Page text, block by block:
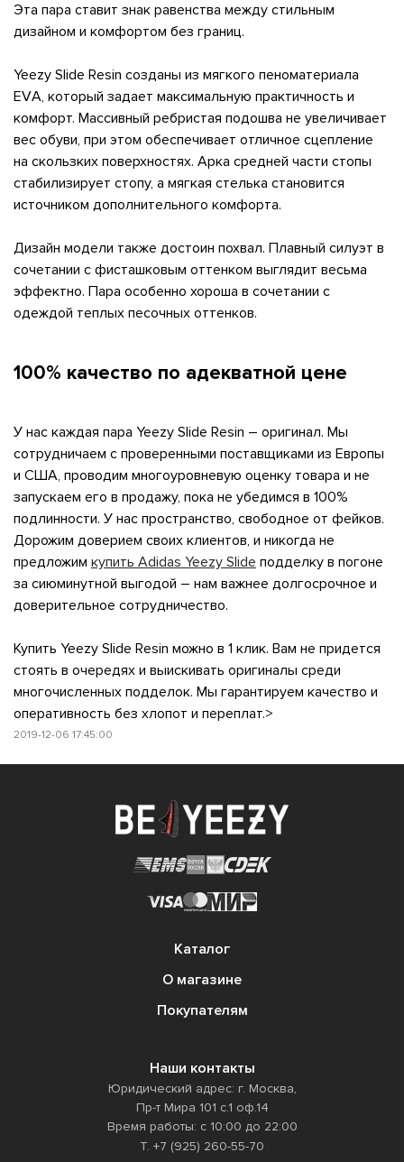
Эта пара ставит знак равенства между стильным
дизайном и комфортом без границ.
Yeezy Slide Resin созданы из мягкого пеноматериала
ЕVА, который задает максимальную практичность и
комфорт. Массивный ребристая подошва не увеличивает
вес обуви, при этом обеспечивает отличное сцепление
на скользких поверхностях. Арка средней части стопы
стабилизирует стопу, а мягкая стелька становится
источником дополнительного комфорта.
Дизайн модели также достоин похвал. Плавный силуэт в
сочетании с фисташковым оттенком выглядит весьма
эффектно. Пара особенно хороша в сочетании с
одеждой теплых песочных оттенков.
100% качество по адекватной цене
У нас каждая пара Yeezy Slide Resin – оригинал. Мы
сотрудничаем с проверенными поставщиками из Европы
и США, проводим многоуровневую оценку товара и не
запускаем его в продажу, пока не убедимся в 100%
подлинности. У нас пространство, свободное от фейков.
Дорожим доверием своих клиентов, и никогда не
предложим купить Adidas Yeezy Slide подделку в погоне
за сиюминутной выгодой – нам важнее долгосрочное и
доверительное сотрудничество.
Купить Yeezy Slide Resin можно в 1 клик. Вам не придется
стоять в очередях и выискивать оригиналы среди
многочисленных подделок. Мы гарантируем качество и
оперативность без хлопот и переплат.>
2019-12-06 17:45:00
Каталог
О магазине
Покупателям
Наши контакты
Юридический адрес: г. Москва,
Пр-т Мира 101 с.1 оф.14
Время работы: с 10:00 до 22:00
Т. +7 (925) 260-55-70